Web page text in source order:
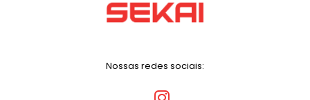
Nossas redes sociais: